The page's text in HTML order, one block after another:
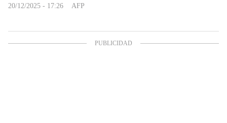
20/12/2025 - 17:26 AFP